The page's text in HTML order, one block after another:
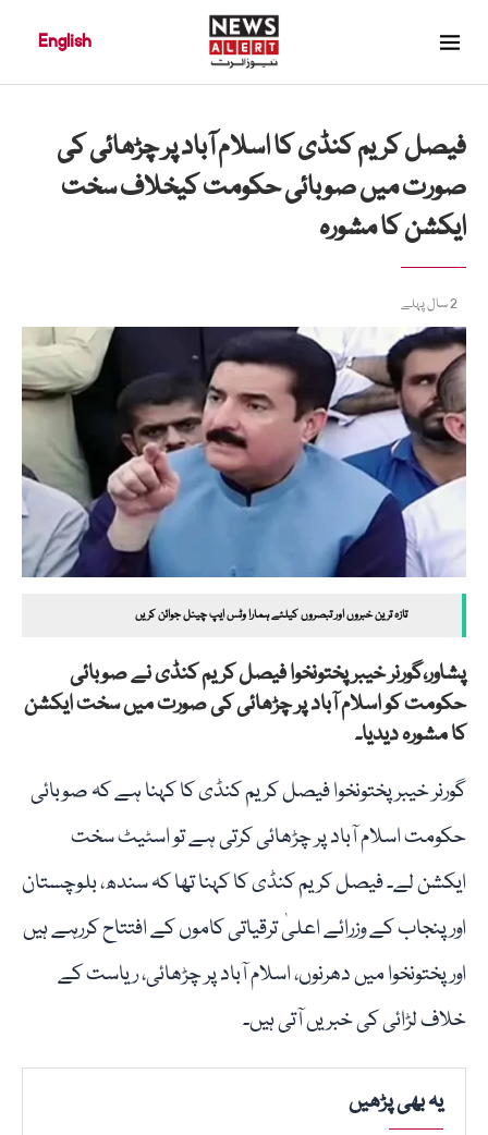
English
فیصل کریم کنڈی کا اسلام آباد پر چڑھائی کی
صورت میں صوبائی حکومت کیخلاف سخت
ایکشن کا مشورہ
2 سال پہلے
تازہ ترین خبروں اور تبصروں کیلئے ہمارا وٹس ایپ چینل جوائن کریں
پشاور،گورنر خیبر پختونخوا فیصل کریم کنڈی نے صوبائی
حکومت کو اسلام آباد پر چڑھائی کی صورت میں سخت ایکشن
کا مشورہ دیدیا۔
گورنر خیبر پختونخوا فیصل کریم کنڈی کا کہنا ہے کہ صوبائی
حکومت اسلام آباد پر چڑھائی کرتی ہے تو اسٹیٹ سخت
ایکشن لے۔ فیصل کریم کنڈی کا کہنا تھا کہ سندھ، بلوچستان
اور پنجاب کے وزرائے اعلیٰ ترقیاتی کاموں کے افتتاح کررہے ہیں
اور پختونخوا میں دھرنوں، اسلام آباد پر چڑھائی، ریاست کے
خلاف لڑائی کی خبریں آتی ہیں۔
یہ بھی پڑھیں